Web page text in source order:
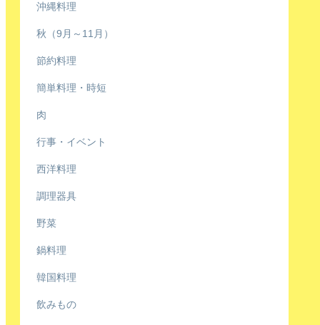
沖縄料理
秋（9月～11月）
節約料理
簡単料理・時短
肉
行事・イベント
西洋料理
調理器具
野菜
鍋料理
韓国料理
飲みもの